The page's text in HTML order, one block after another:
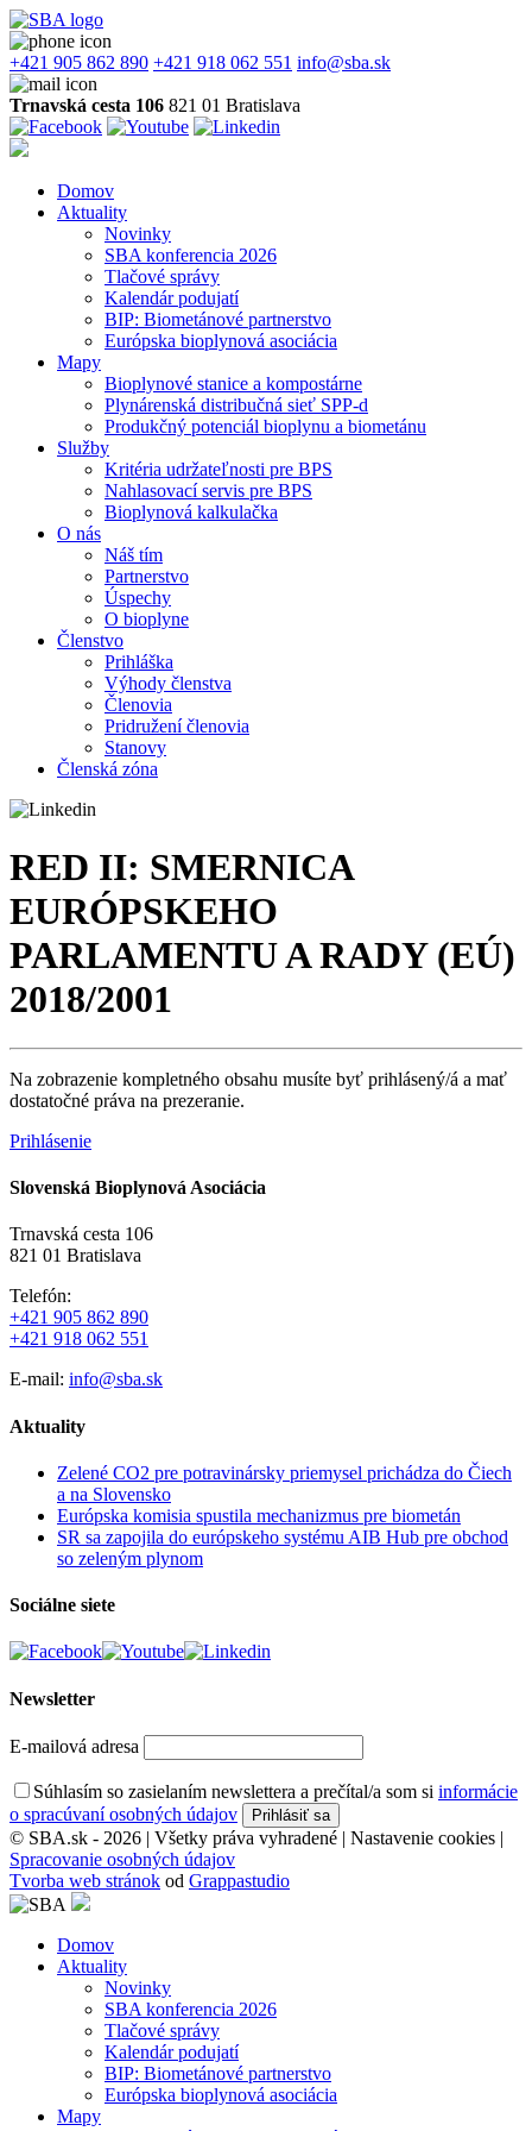
+421 905 862 890 +421 918 062 551 info@sba.sk
Trnavská cesta 106 821 01 Bratislava
Domov
Aktuality
Novinky
SBA konferencia 2026
Tlačové správy
Kalendár podujatí
BIP: Biometánové partnerstvo
Európska bioplynová asociácia
Mapy
Bioplynové stanice a kompostárne
Plynárenská distribučná sieť SPP-d
Produkčný potenciál bioplynu a biometánu
Služby
Kritéria udržateľnosti pre BPS
Nahlasovací servis pre BPS
Bioplynová kalkulačka
O nás
Náš tím
Partnerstvo
Úspechy
O bioplyne
Členstvo
Prihláška
Výhody členstva
Členovia
Pridružení členovia
Stanovy
Členská zóna
RED II: SMERNICA
EURÓPSKEHO
PARLAMENTU A RADY (EÚ)
2018/2001
Na zobrazenie kompletného obsahu musíte byť prihlásený/á a mať
dostatočné práva na prezeranie.
Prihlásenie
Slovenská Bioplynová Asociácia
Trnavská cesta 106
821 01 Bratislava
Telefón:
+421 905 862 890
+421 918 062 551
E-mail: info@sba.sk
Aktuality
Zelené CO2 pre potravinársky priemysel prichádza do Čiech
a na Slovensko
Európska komisia spustila mechanizmus pre biometán
SR sa zapojila do európskeho systému AIB Hub pre obchod
so zeleným plynom
Sociálne siete
Newsletter
E-mailová adresa
Súhlasím so zasielaním newslettera a prečítal/a som si informácie
o spracúvaní osobných údajov
© SBA.sk - 2026 | Všetky práva vyhradené | Nastavenie cookies |
Spracovanie osobných údajov
Tvorba web stránok od Grappastudio
Domov
Aktuality
Novinky
SBA konferencia 2026
Tlačové správy
Kalendár podujatí
BIP: Biometánové partnerstvo
Európska bioplynová asociácia
Mapy